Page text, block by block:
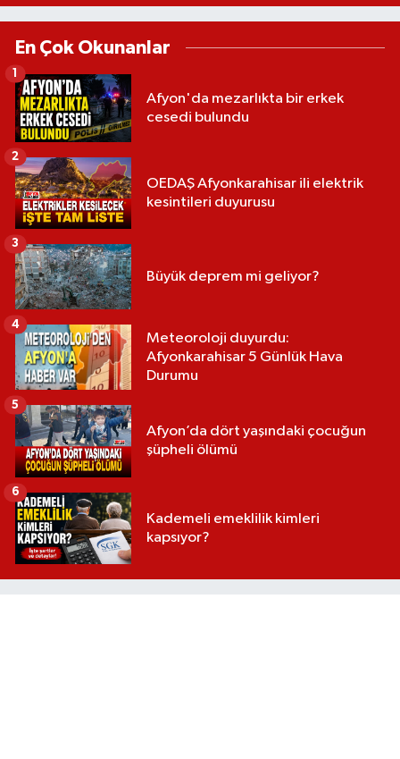
En Çok Okunanlar
Afyon'da mezarlıkta bir erkek
cesedi bulundu
1
OEDAŞ Afyonkarahisar ili elektrik
kesintileri duyurusu
2
Büyük deprem mi geliyor?
3
Meteoroloji duyurdu:
Afyonkarahisar 5 Günlük Hava
Durumu
4
Afyon’da dört yaşındaki çocuğun
şüpheli ölümü
5
Kademeli emeklilik kimleri
kapsıyor?
6